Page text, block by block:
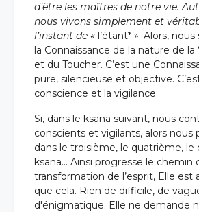
d’être les maîtres de notre vie.
nous vivons simplement et
l’instant de « l’étant* ». Alors,
la Connaissance de la nature de la
et du Toucher. C’est une
pure, silencieuse et objective.
conscience et la vigilance.
Si, dans le ksana suivant, nous
conscients et vigilants, alors nous
dans le troisième, le quatrième, le
ksana… Ainsi progresse le chemin
transformation de l’esprit, Elle est
que cela. Rien de difficile, de
d'énigmatique. Elle ne demande